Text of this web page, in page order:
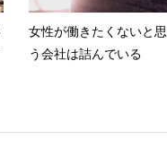
女性が働きたくないと思
う会社は詰んでいる